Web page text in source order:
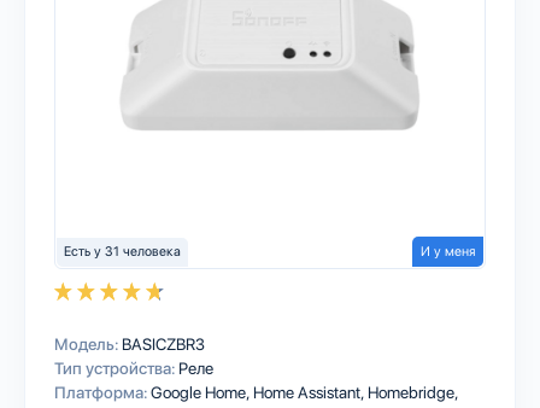
Есть у 31 человека И у меня
Модель: BASICZBR3
Тип устройства: Реле
Платформа:Google Home Home Assistant Homebridge